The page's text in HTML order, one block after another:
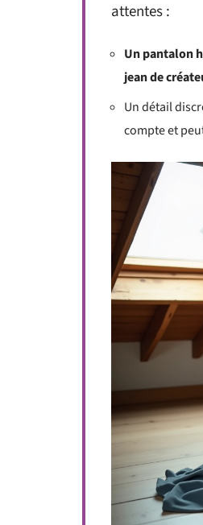
attentes :
Un pantalon
jean de
Un détail
compte et